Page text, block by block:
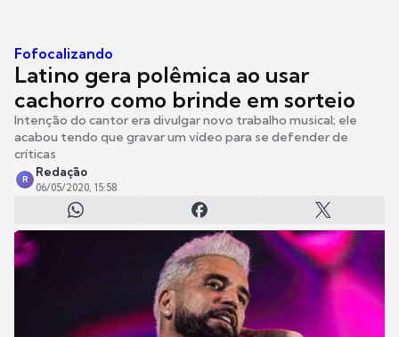
Fofocalizando
Latino gera polêmica ao usar
cachorro como brinde em sorteio
Intenção do cantor era divulgar novo trabalho musical; ele
acabou tendo que gravar um vídeo para se defender de
críticas
R
Redação
06/05/2020, 15:58